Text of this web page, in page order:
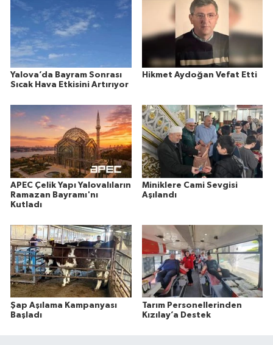
Yalova’da Bayram Sonrası
Sıcak Hava Etkisini Artırıyor
Hikmet Aydoğan Vefat Etti
APEC Çelik Yapı Yalovalıların
Ramazan Bayramı'nı
Kutladı
Miniklere Cami Sevgisi
Aşılandı
Şap Aşılama Kampanyası
Başladı
Tarım Personellerinden
Kızılay’a Destek